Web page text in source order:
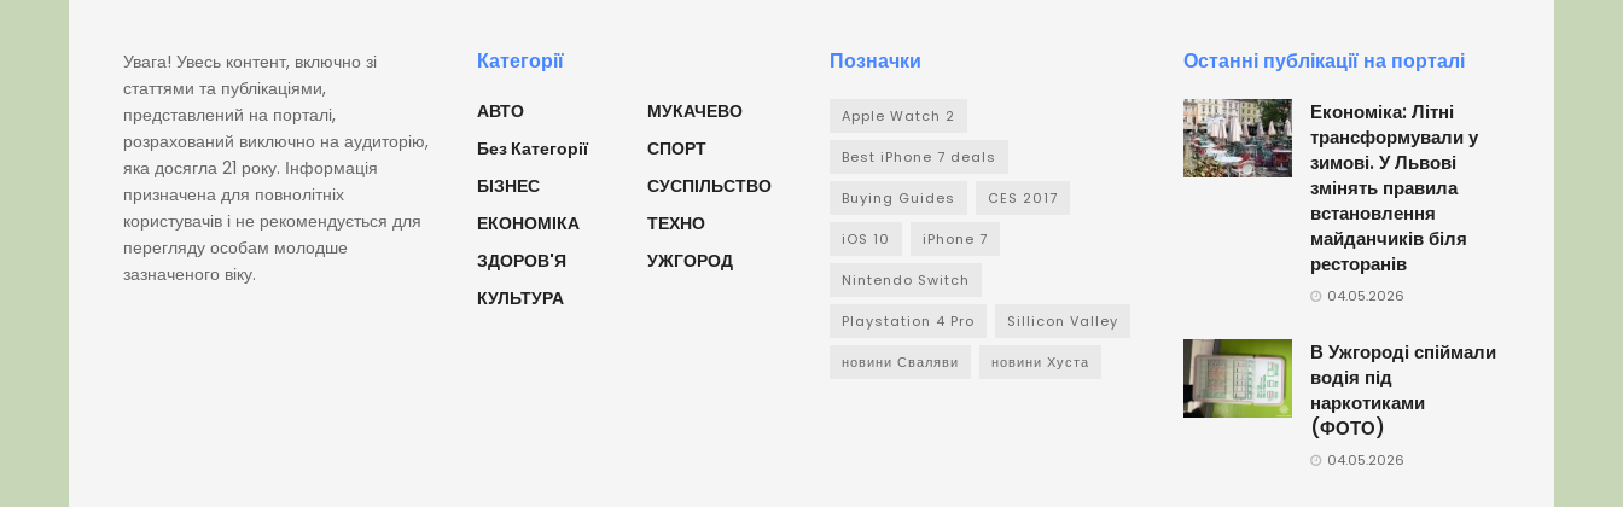
Увага! Увесь контент, включно зі
статтями та публікаціями,
представлений на порталі,
розрахований виключно на аудиторію,
яка досягла 21 року. Інформація
призначена для повнолітніх
користувачів і не рекомендується для
перегляду особам молодше
зазначеного віку.
Категорії
АВТО
Без Категорії
БІЗНЕС
ЕКОНОМІКА
ЗДОРОВ'Я
КУЛЬТУРА
МУКАЧЕВО
СПОРТ
СУСПІЛЬСТВО
ТЕХНО
УЖГОРОД
Позначки
Apple Watch 2
Best iPhone 7 deals
Buying Guides CES 2017
iOS 10 iPhone 7
Nintendo Switch
Playstation 4 Pro Sillicon Valley
новини Сваляви новини Хуста
Останні публікації на порталі
Економіка: Літні
трансформували у
зимові. У Львові
змінять правила
встановлення
майданчиків біля
ресторанів
04.05.2026
В Ужгороді спіймали
водія під
наркотиками
(ФОТО)
04.05.2026